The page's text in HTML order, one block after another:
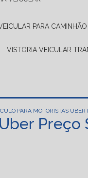
PARA CAMINHÃO
VISTORIA VEICULAR
PARA MOTORISTAS
Preço